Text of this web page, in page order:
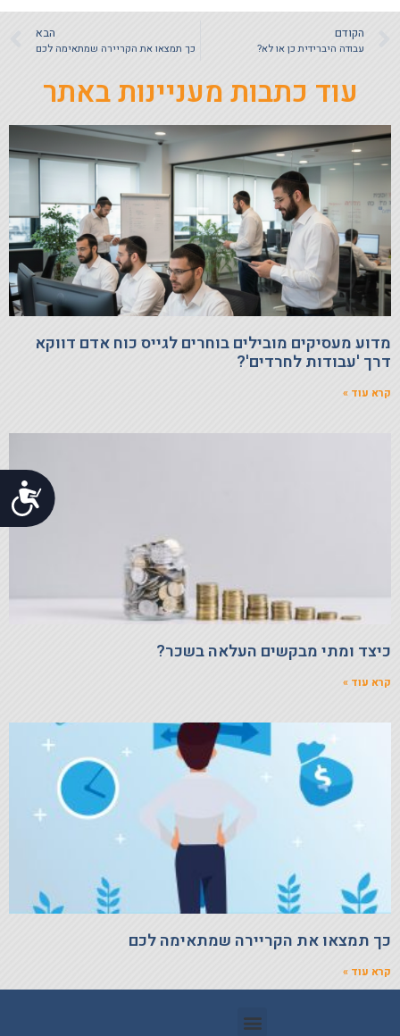
הקודם
עבודה היברידית כן או לא?
הבא
כך תמצאו את הקריירה שמתאימה לכם
עוד כתבות מעניינות באתר
מדוע מעסיקים מובילים בוחרים לגייס כוח אדם דווקא
דרך 'עבודות לחרדים'?
קרא עוד »
כיצד ומתי מבקשים העלאה בשכר?
קרא עוד »
כך תמצאו את הקריירה שמתאימה לכם
קרא עוד »